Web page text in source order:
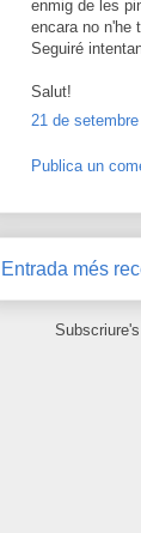
enmig de les
encara no n'he
Seguiré
Salut!
21 de
Publica un
Entrada més